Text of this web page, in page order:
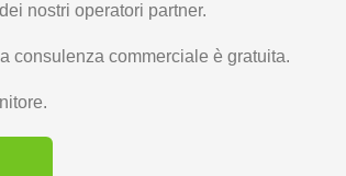
nostri operatori partner.
consulenza commerciale è gratuita.